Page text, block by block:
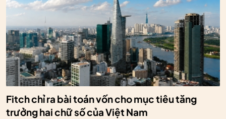
Fitch chỉ ra bài toán vốn cho mục tiêu tăng
trưởng hai chữ số của Việt Nam